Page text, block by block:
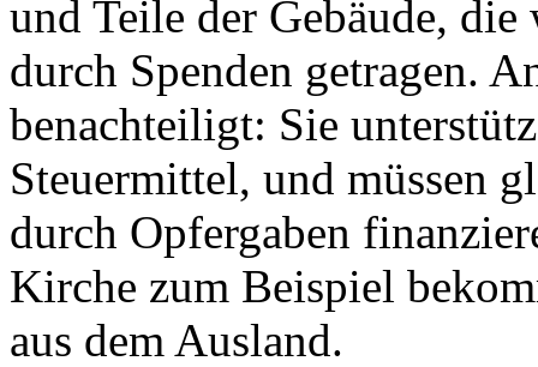
und Teile der Gebäude,
durch Spenden getragen.
benachteiligt: Sie
Steuermittel, und müssen
durch Opfergaben
Kirche zum Beispiel
aus dem Ausland.